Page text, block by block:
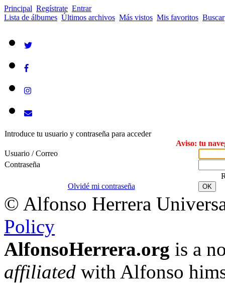
Principal Regístrate Entrar
Lista de álbumes Últimos archivos Más vistos Mis favoritos Buscar
Introduce tu usuario y contraseña para acceder
Aviso: tu
Usuario / Correo
Contraseña
Olvidé mi contraseña
OK
© Alfonso Herrera
Policy
AlfonsoHerrera.org is a
affiliated with Alfonso